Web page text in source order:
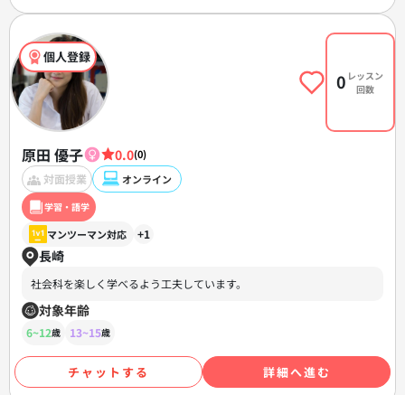
個人登録
0 レッスン
回数
原田 優子 0.0(0)
対面授業 オンライン
学習・語学
マンツーマン対応 +1
長崎
社会科を楽しく学べるよう工夫しています。
対象年齢
6~12歳 13~15歳
チャットする 詳細へ進む